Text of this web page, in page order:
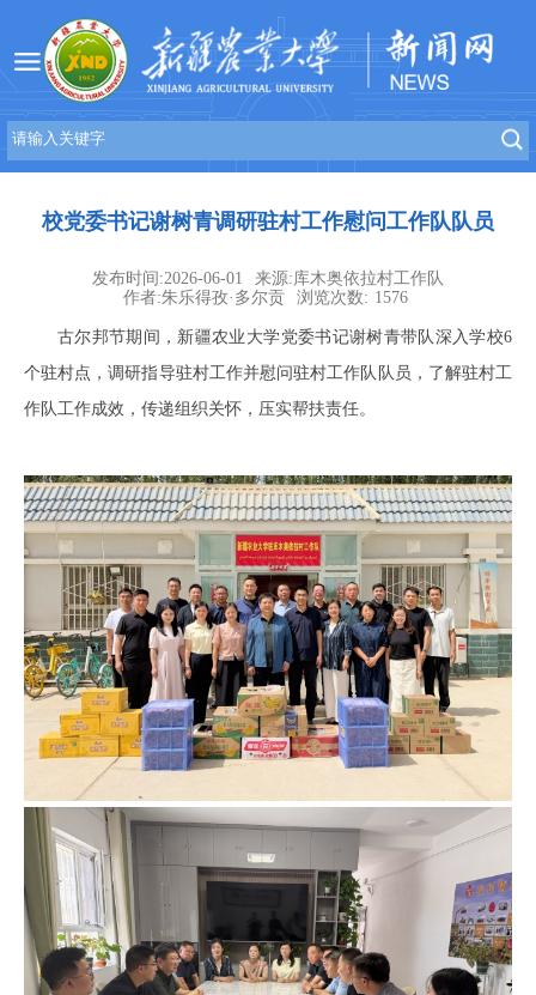
校党委书记谢树青调研驻村工作慰问工作队队员
发布时间:2026-06-01
来源:库木奥依拉村工作队
作者:朱乐得孜·多尔贡
浏览次数: 1576
古尔邦节期间，新疆农业大学党委书记谢树青带队深入学校6
个驻村点，调研指导驻村工作并慰问驻村工作队队员，了解驻村工
作队工作成效，传递组织关怀，压实帮扶责任。